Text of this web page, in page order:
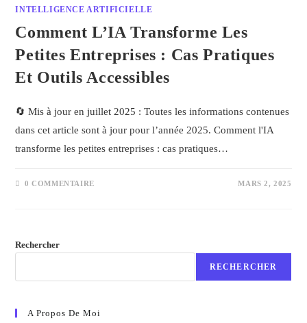
INTELLIGENCE ARTIFICIELLE
Comment L’IA Transforme Les
Petites Entreprises : Cas Pratiques
Et Outils Accessibles
🔄 Mis à jour en juillet 2025 : Toutes les informations contenues
dans cet article sont à jour pour l’année 2025. Comment l'IA
transforme les petites entreprises : cas pratiques…
0 COMMENTAIRE MARS 2, 2025
Rechercher
RECHERCHER
A Propos De Moi